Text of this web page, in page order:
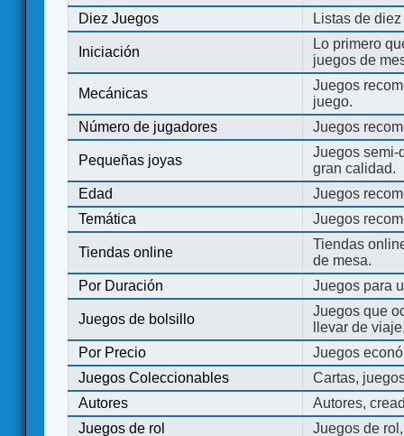
Diez Juegos
Listas de
Iniciación
Lo primero
juegos de
Mecánicas
Juegos
juego.
Número de jugadores
Juegos
Pequeñas joyas
Juegos semi-
gran calidad.
Edad
Juegos
Temática
Juegos
Tiendas online
Tiendas
de mesa.
Por Duración
Juegos para
Juegos de bolsillo
Juegos que
llevar de
Por Precio
Juegos
Juegos Coleccionables
Cartas,
Autores
Autores,
Juegos de rol
Juegos de